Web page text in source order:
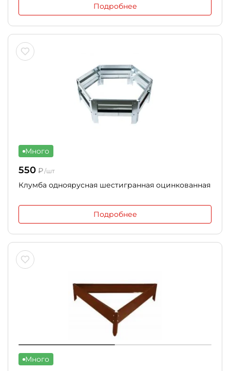
Подробнее
Много
550 ₽/шт
Клумба одноярусная шестигранная оцинкованная
Подробнее
Много